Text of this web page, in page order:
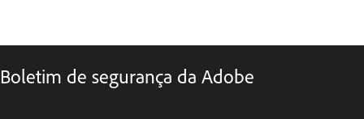
Boletim de segurança da Adobe